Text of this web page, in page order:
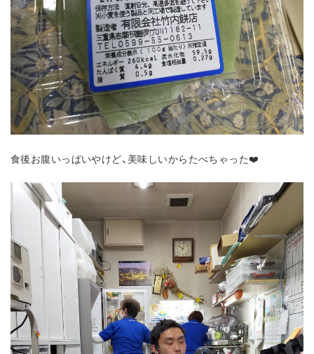
食後お腹いっぱいやけど、美味しいからたべちゃった❤️